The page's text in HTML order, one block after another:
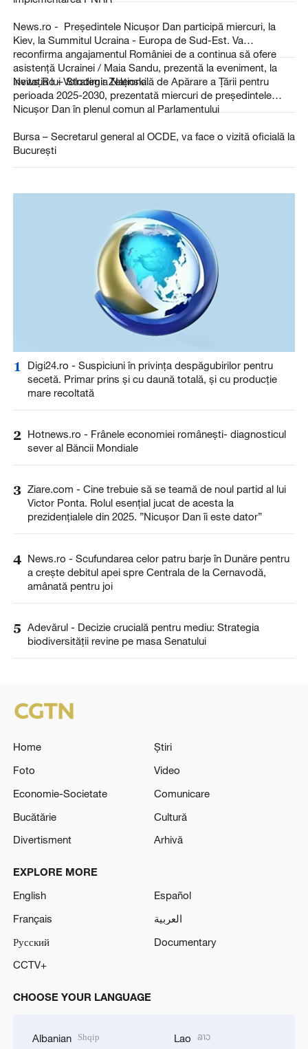
News.ro - Preşedintele Nicuşor Dan participă miercuri, la
Kiev, la Summitul Ucraina - Europa de Sud-Est. Va
reconfirma angajamentul României de a continua să ofere
asistenţă Ucrainei / Maia Sandu, prezentă la eveniment, la
invitaţia lui Volodimir Zelenski
News.Ro – Strategia Naţională de Apărare a Ţării pentru
perioada 2025-2030, prezentată miercuri de preşedintele
Nicuşor Dan în plenul comun al Parlamentului
Bursa – Secretarul general al OCDE, va face o vizită oficială la
Bucureşti
1
Digi24.ro - Suspiciuni în privința despăgubirilor pentru
secetă. Primar prins și cu daună totală, și cu producție
mare recoltată
2 Hotnews.ro - Frânele economiei românești- diagnosticul
sever al Băncii Mondiale
3 Ziare.com - Cine trebuie să se teamă de noul partid al lui
Victor Ponta. Rolul esențial jucat de acesta la
prezidențialele din 2025. ”Nicușor Dan îi este dator”
4 News.ro - Scufundarea celor patru barje în Dunăre pentru
a creşte debitul apei spre Centrala de la Cernavodă,
amânată pentru joi
5 Adevărul - Decizie crucială pentru mediu: Strategia
biodiversității revine pe masa Senatului
Home
Știri
Foto
Video
Economie-Societate
Comunicare
Bucătărie
Cultură
Divertisment
Arhivă
EXPLORE MORE
English
Español
Français
العربية
Русский
Documentary
CCTV+
CHOOSE YOUR LANGUAGE
Albanian Shqip Lao ລາວ